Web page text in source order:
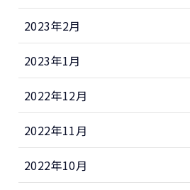
2023年2月
2023年1月
2022年12月
2022年11月
2022年10月